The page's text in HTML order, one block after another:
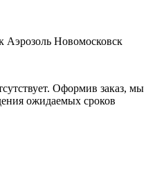
Аэрозоль Новомосковск
Оформив заказ, мы
ожидаемых сроков